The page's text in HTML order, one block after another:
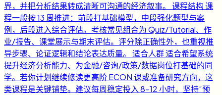
界，并把分析结果转成清晰可沟通的经济叙事。 课程结构 课
程一般按 13 周推进：前段打基础模型，中段强化题型与案
例，后段进入综合评估。考核常见组合为 Quiz/Tutorial、作
业/报告、课堂展示与期末评估。评分除正确性外，也重视推
导步骤、论证逻辑和结论表达质量。 适合人群 适合希望系统
提升经济分析能力、为金融/咨询/政策/数据岗位打基础的同
学。若你计划继续修读更高阶 ECON 课或准备研究方向，这
类课程是关键铺垫。建议每周稳定投入 8-12 小时，坚持“预